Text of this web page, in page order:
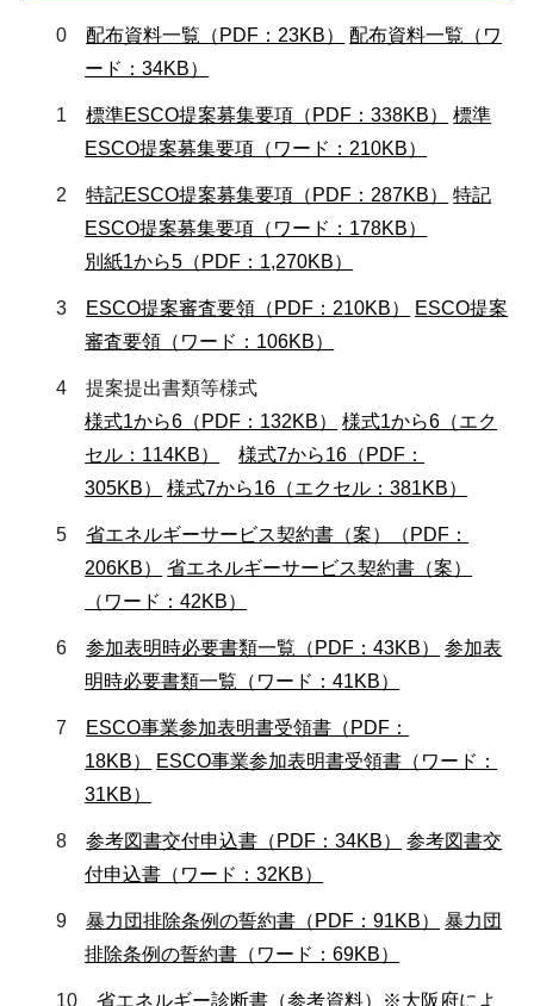
0配布資料一覧（PDF：23KB）
配布資料一覧（ワ
ード：34KB）
1標準ESCO提案募集要項（PDF：338KB）
標準
ESCO提案募集要項（ワード：210KB）
2特記ESCO提案募集要項（PDF：287KB）
特記
ESCO提案募集要項（ワード：178KB）
別紙1から5（PDF：1,270KB）
3 ESCO提案審査要領（PDF：210KB）
ESCO提案
審査要領（ワード：106KB）
4 提案提出書類等様式
様式1から6（PDF：132KB）
様式1から6（エク
セル：114KB）
様式7から16（PDF：
305KB）
様式7から16（エクセル：381KB）
5省エネルギーサービス契約書（案）（PDF：
206KB）
省エネルギーサービス契約書（案）
（ワード：42KB）
6参加表明時必要書類一覧（PDF：43KB）
参加表
明時必要書類一覧（ワード：41KB）
7
ESCO事業参加表明書受領書（PDF：
18KB）
ESCO事業参加表明書受領書（ワード：
31KB）
8参考図書交付申込書（PDF：34KB）
参考図書交
付申込書（ワード：32KB）
9暴力団排除条例の誓約書（PDF：91KB）
暴力団
排除条例の誓約書（ワード：69KB）
10省エネルギー診断書（参考資料）※大阪府によ